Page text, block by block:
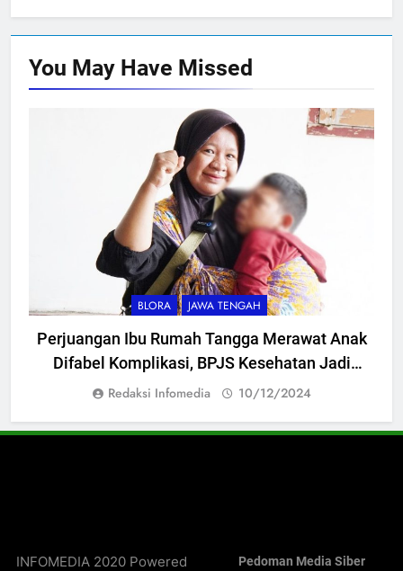
You May Have Missed
BLORA JAWA TENGAH
Perjuangan Ibu Rumah Tangga Merawat Anak
Difabel Komplikasi, BPJS Kesehatan Jadi
Penyelamat
Redaksi Infomedia 10/12/2024
INFOMEDIA 2020 Powered Pedoman Media Siber